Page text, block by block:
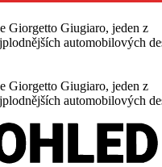
Giorgetto Giugiaro, jeden z
automobilových
Giorgetto Giugiaro, jeden z
automobilových